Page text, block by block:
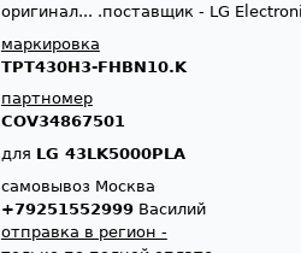
оригинал... .поставщик - LG
маркировка
TPT430H3-FHBN10.K
партномер
COV34867501
для LG 43LK5000PLA
самовывоз Москва
+79251552999Василий
отправка в регион -